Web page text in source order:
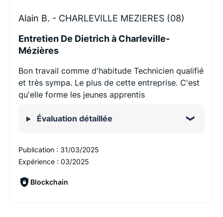
Alain B. - CHARLEVILLE MEZIERES (08)
Entretien De Dietrich à Charleville-
Mézières
Bon travail comme d'habitude Technicien qualifié
et très sympa. Le plus de cette entreprise. C'est
qu'elle forme les jeunes apprentis
Évaluation détaillée
Publication : 31/03/2025
Expérience : 03/2025
Blockchain